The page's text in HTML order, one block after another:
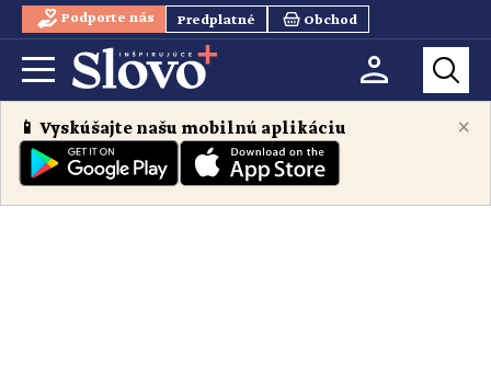
Podporte nás Predplatné Obchod
×
📱 Vyskúšajte našu mobilnú aplikáciu